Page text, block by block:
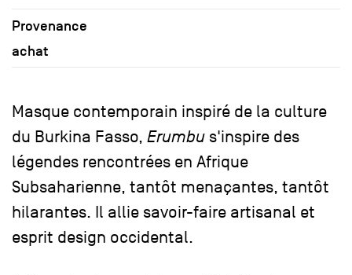
Provenance
achat
Masque contemporain inspiré de la culture
du Burkina Fasso, Erumbu s'inspire des
légendes rencontrées en Afrique
Subsaharienne, tantôt menaçantes, tantôt
hilarantes. Il allie savoir-faire artisanal et
esprit design occidental.